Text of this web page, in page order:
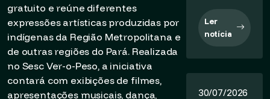
gratuito e reúne diferentes
expressões artísticas produzidas por
indígenas da Região Metropolitana e
de outras regiões do Pará. Realizada
no Sesc Ver-o-Peso, a iniciativa
contará com exibições de filmes,
apresentações musicais, dança,
Ler
notícia
30/07/2026